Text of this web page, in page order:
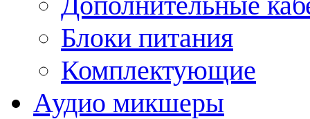
Блоки питания
Комплектующие
Аудио микшеры